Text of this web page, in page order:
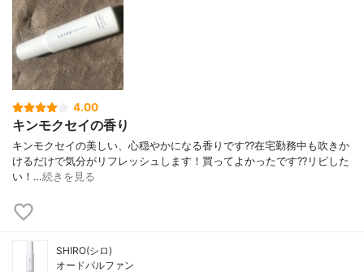
4.00
キンモクセイの香り
キンモクセイの美しい、心穏やかになる香りです??在宅勤務中も吹きか
けるだけで気分がリフレッシュします！買ってよかったです??リピした
い！…続きを見る
SHIRO(シロ)
オードパルファン